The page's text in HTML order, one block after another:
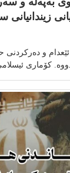
و دەرکردنی
کۆماری